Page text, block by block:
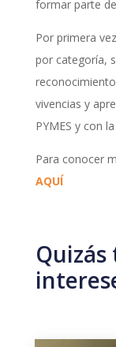
formar parte
Por primera
por categoría,
vivencias y
PYMES y con
Para conocer
AQUÍ